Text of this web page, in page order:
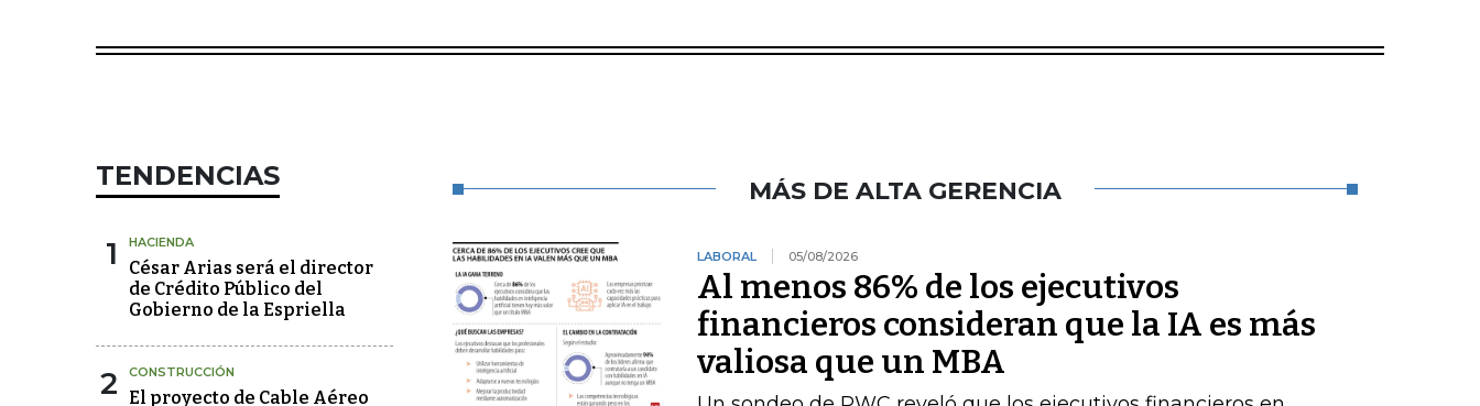
TENDENCIAS
1 HACIENDA
César Arias será el director
de Crédito Público del
Gobierno de la Espriella
2 CONSTRUCCIÓN
El proyecto de Cable Aéreo
MÁS DE ALTA GERENCIA
LABORAL 05/08/2026
Al menos 86% de los ejecutivos
financieros consideran que la IA es más
valiosa que un MBA